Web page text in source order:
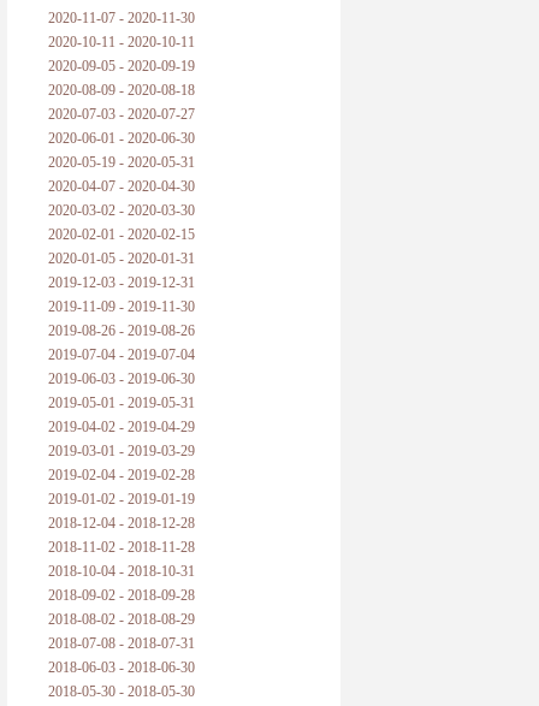
2020-11-07 - 2020-11-30
2020-10-11 - 2020-10-11
2020-09-05 - 2020-09-19
2020-08-09 - 2020-08-18
2020-07-03 - 2020-07-27
2020-06-01 - 2020-06-30
2020-05-19 - 2020-05-31
2020-04-07 - 2020-04-30
2020-03-02 - 2020-03-30
2020-02-01 - 2020-02-15
2020-01-05 - 2020-01-31
2019-12-03 - 2019-12-31
2019-11-09 - 2019-11-30
2019-08-26 - 2019-08-26
2019-07-04 - 2019-07-04
2019-06-03 - 2019-06-30
2019-05-01 - 2019-05-31
2019-04-02 - 2019-04-29
2019-03-01 - 2019-03-29
2019-02-04 - 2019-02-28
2019-01-02 - 2019-01-19
2018-12-04 - 2018-12-28
2018-11-02 - 2018-11-28
2018-10-04 - 2018-10-31
2018-09-02 - 2018-09-28
2018-08-02 - 2018-08-29
2018-07-08 - 2018-07-31
2018-06-03 - 2018-06-30
2018-05-30 - 2018-05-30